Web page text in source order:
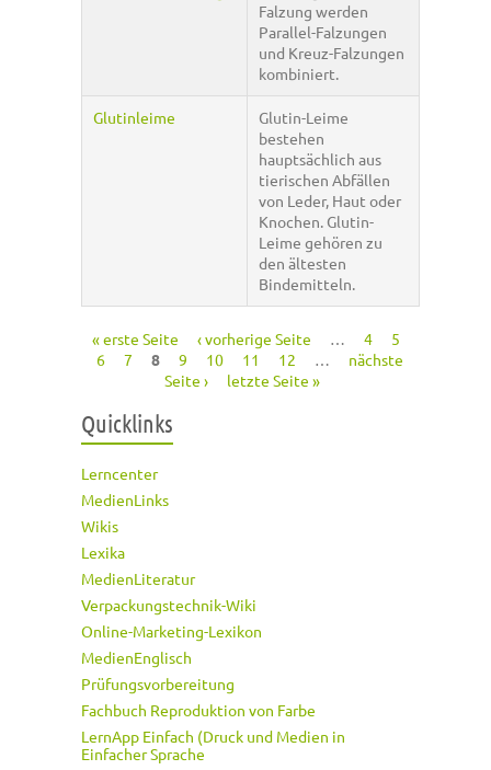
Falzung werden
Parallel-Falzungen
und Kreuz-Falzungen
kombiniert.
Glutinleime
Glutin-Leime
bestehen
hauptsächlich aus
tierischen Abfällen
von Leder, Haut oder
Knochen. Glutin-
Leime gehören zu
den ältesten
Bindemitteln.
Seiten
« erste Seite ‹ vorherige Seite … 4
5
6
7 8 9 10 11 12 …
nächste
Seite ›
letzte Seite »
Quicklinks
Lerncenter
MedienLinks
Wikis
Lexika
MedienLiteratur
Verpackungstechnik-Wiki
Online-Marketing-Lexikon
MedienEnglisch
Prüfungsvorbereitung
Fachbuch Reproduktion von Farbe
LernApp Einfach (Druck und Medien in
Einfacher Sprache